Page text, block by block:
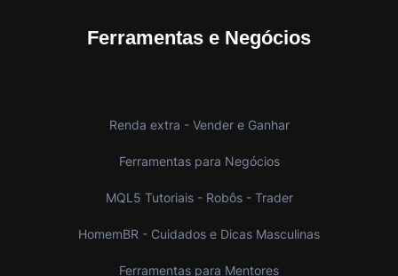
Ferramentas e Negócios
Renda extra - Vender e Ganhar
Ferramentas para Negócios
MQL5 Tutoriais - Robôs - Trader
HomemBR - Cuidados e Dicas Masculinas
Ferramentas para Mentores